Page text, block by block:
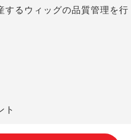
するウィッグの品質管理を行
ト